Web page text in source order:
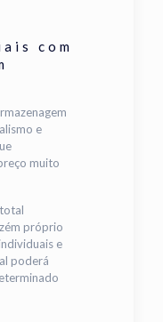
com
e
muito
próprio
e
poderá